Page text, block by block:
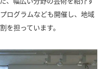
ログラムなども開催し、地域
を担っています。